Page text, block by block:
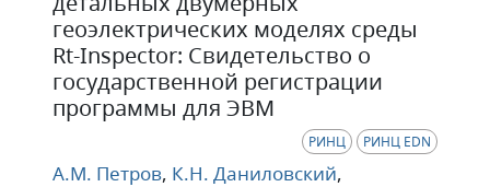
геоэлектрических моделях среды
Rt-Inspector: Свидетельство о
государственной регистрации
программы для ЭВМ
РИНЦ РИНЦ EDN
А.М. Петров, К.Н. Даниловский,